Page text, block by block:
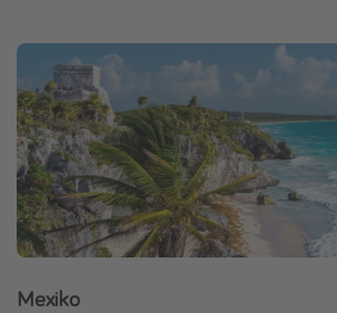
Mexiko